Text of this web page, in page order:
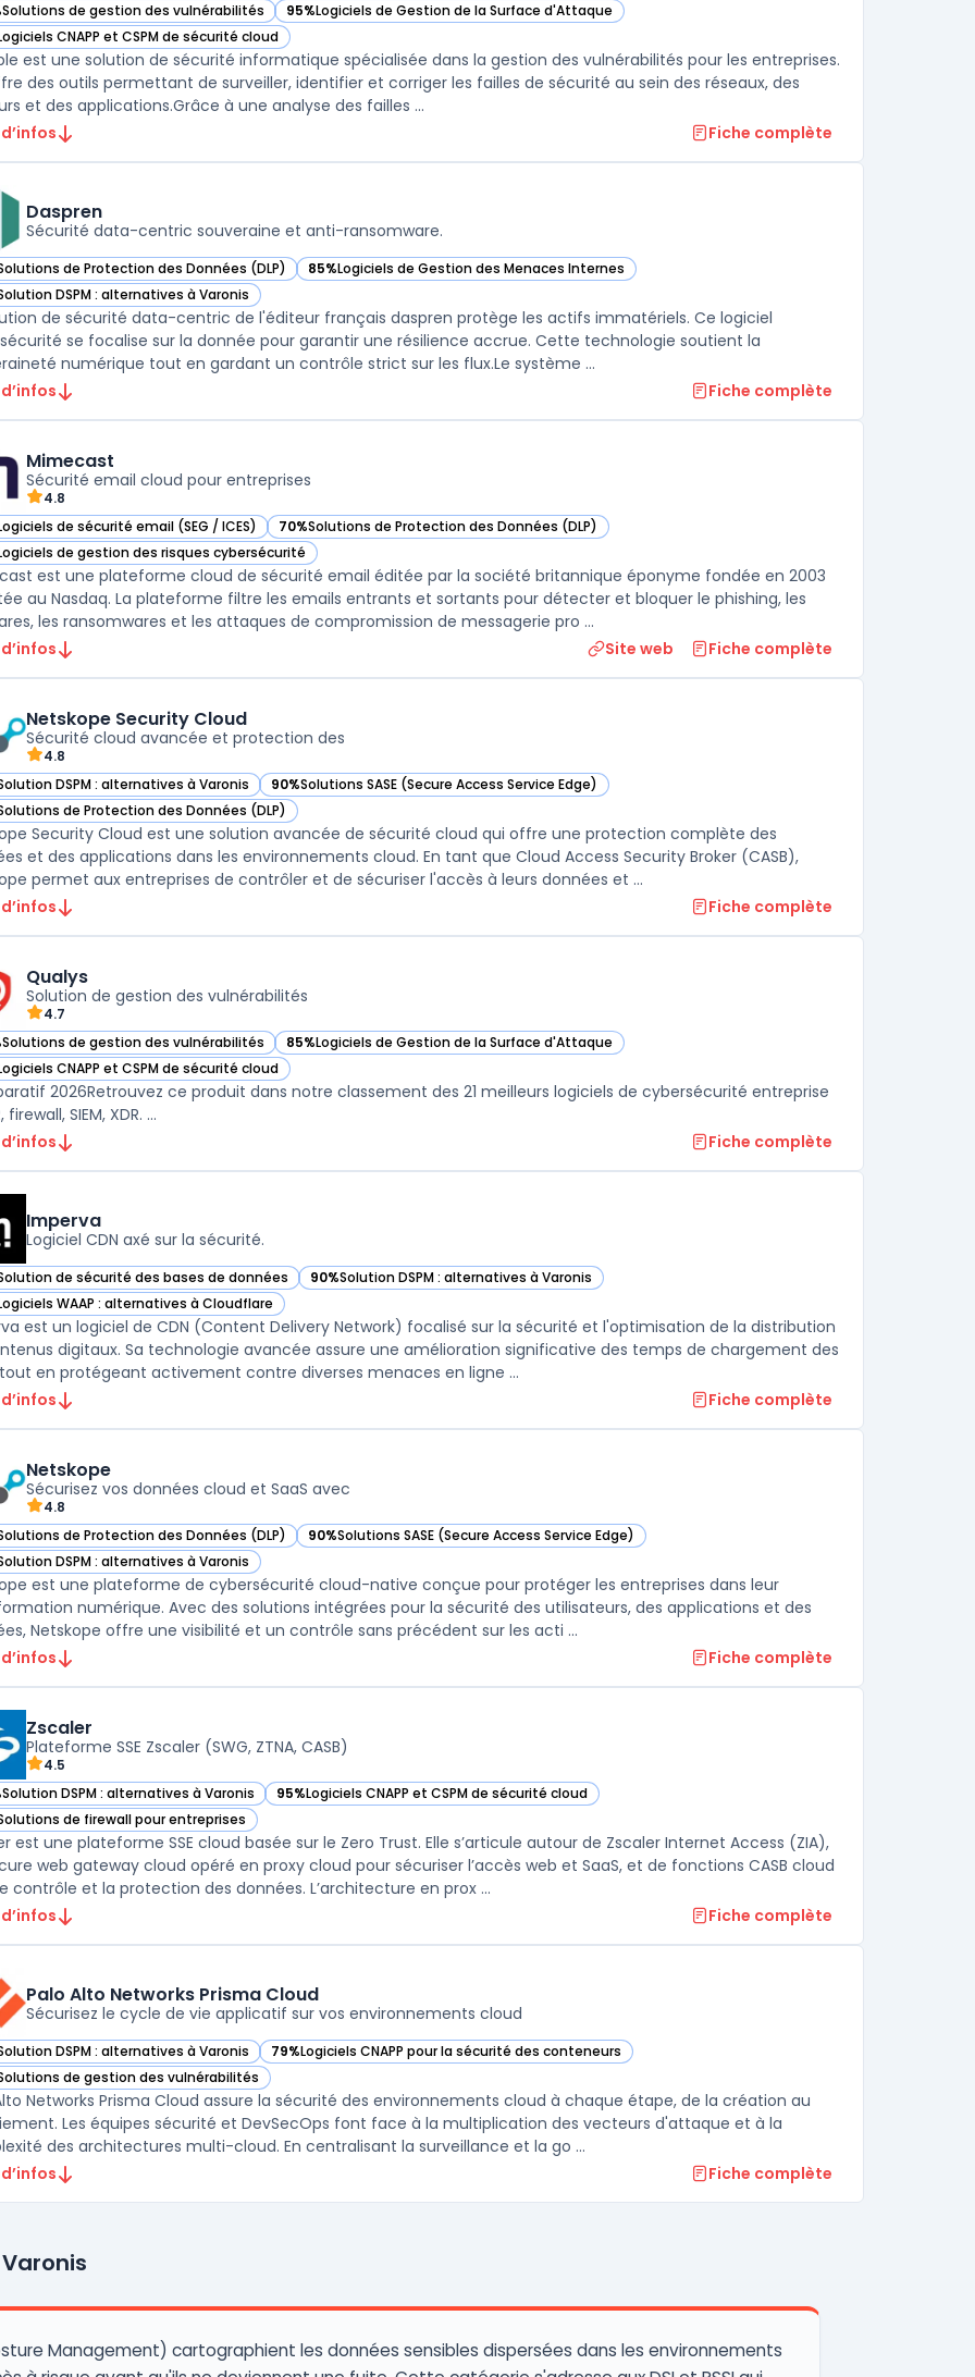
Solutions de gestion des vulnérabilités
Tenable dans cette catégorie 95%Logiciels de Gestion de la Surface d'Attaque
— voir Tenable dans cette catégorie
CNAPP et CSPM de sécurité cloud
Tenable dans cette catégorie
est une solution de sécurité informatique spécialisée dans la gestion des vulnérabilités pour les entreprises.
des outils permettant de surveiller, identifier et corriger les failles de sécurité au sein des réseaux, des
serveurs et des applications.Grâce à une analyse des failles ...
Fiche complète
Daspren
Sécurité data-centric souveraine et anti-ransomware.
de Protection des Données (DLP)
Daspren dans cette catégorie 85%Logiciels de Gestion des Menaces Internes
— voir Daspren dans cette catégorie
DSPM : alternatives à Varonis
Daspren dans cette catégorie
de sécurité data-centric de l'éditeur français daspren protège les actifs immatériels. Ce logiciel
se focalise sur la donnée pour garantir une résilience accrue. Cette technologie soutient la
souveraineté numérique tout en gardant un contrôle strict sur les flux.Le système ...
Fiche complète
Mimecast
Sécurité email cloud pour entreprises
4.8
de sécurité email (SEG / ICES)
Mimecast dans cette catégorie 70%Solutions de Protection des Données (DLP)
— voir Mimecast dans cette catégorie
de gestion des risques cybersécurité
Mimecast dans cette catégorie
est une plateforme cloud de sécurité email éditée par la société britannique éponyme fondée en 2003
au Nasdaq. La plateforme filtre les emails entrants et sortants pour détecter et bloquer le phishing, les
les ransomwares et les attaques de compromission de messagerie pro ...
Site web Fiche complète
Netskope Security Cloud
Sécurité cloud avancée et protection des
4.8
DSPM : alternatives à Varonis
Netskope Security Cloud dans cette catégorie
90%Solutions SASE (Secure Access Service Edge)
— voir Netskope Security Cloud dans cette catégorie
de Protection des Données (DLP)
Netskope Security Cloud dans cette catégorie
Security Cloud est une solution avancée de sécurité cloud qui offre une protection complète des
et des applications dans les environnements cloud. En tant que Cloud Access Security Broker (CASB),
permet aux entreprises de contrôler et de sécuriser l'accès à leurs données et ...
Fiche complète
Qualys
Solution de gestion des vulnérabilités
4.7
Solutions de gestion des vulnérabilités
Qualys dans cette catégorie 85%Logiciels de Gestion de la Surface d'Attaque
— voir Qualys dans cette catégorie
CNAPP et CSPM de sécurité cloud
Qualys dans cette catégorie
2026Retrouvez ce produit dans notre classement des 21 meilleurs logiciels de cybersécurité entreprise
firewall, SIEM, XDR. ...
Fiche complète
Imperva
Logiciel CDN axé sur la sécurité.
de sécurité des bases de données
Imperva dans cette catégorie 90%Solution DSPM : alternatives à Varonis
— voir Imperva dans cette catégorie
WAAP : alternatives à Cloudflare
Imperva dans cette catégorie
est un logiciel de CDN (Content Delivery Network) focalisé sur la sécurité et l'optimisation de la distribution
digitaux. Sa technologie avancée assure une amélioration significative des temps de chargement des
en protégeant activement contre diverses menaces en ligne ...
Fiche complète
Netskope
Sécurisez vos données cloud et SaaS avec
4.8
de Protection des Données (DLP)
Netskope dans cette catégorie 90%Solutions SASE (Secure Access Service Edge)
— voir Netskope dans cette catégorie
DSPM : alternatives à Varonis
Netskope dans cette catégorie
est une plateforme de cybersécurité cloud-native conçue pour protéger les entreprises dans leur
numérique. Avec des solutions intégrées pour la sécurité des utilisateurs, des applications et des
Netskope offre une visibilité et un contrôle sans précédent sur les acti ...
Fiche complète
Zscaler
Plateforme SSE Zscaler (SWG, ZTNA, CASB)
4.5
Solution DSPM : alternatives à Varonis
Zscaler dans cette catégorie 95%Logiciels CNAPP et CSPM de sécurité cloud
— voir Zscaler dans cette catégorie
de firewall pour entreprises
Zscaler dans cette catégorie
est une plateforme SSE cloud basée sur le Zero Trust. Elle s’articule autour de Zscaler Internet Access (ZIA),
web gateway cloud opéré en proxy cloud pour sécuriser l’accès web et SaaS, et de fonctions CASB cloud
contrôle et la protection des données. L’architecture en prox ...
Fiche complète
Palo Alto Networks Prisma Cloud
Sécurisez le cycle de vie applicatif sur vos environnements cloud
DSPM : alternatives à Varonis
Palo Alto Networks Prisma Cloud dans cette catégorie
79%Logiciels CNAPP pour la sécurité des conteneurs
— voir Palo Alto Networks Prisma Cloud dans cette catégorie
de gestion des vulnérabilités
Palo Alto Networks Prisma Cloud dans cette catégorie
Networks Prisma Cloud assure la sécurité des environnements cloud à chaque étape, de la création au
Les équipes sécurité et DevSecOps font face à la multiplication des vecteurs d'attaque et à la
des architectures multi-cloud. En centralisant la surveillance et la go ...
Fiche complète
Management) cartographient les données sensibles dispersées dans les environnements